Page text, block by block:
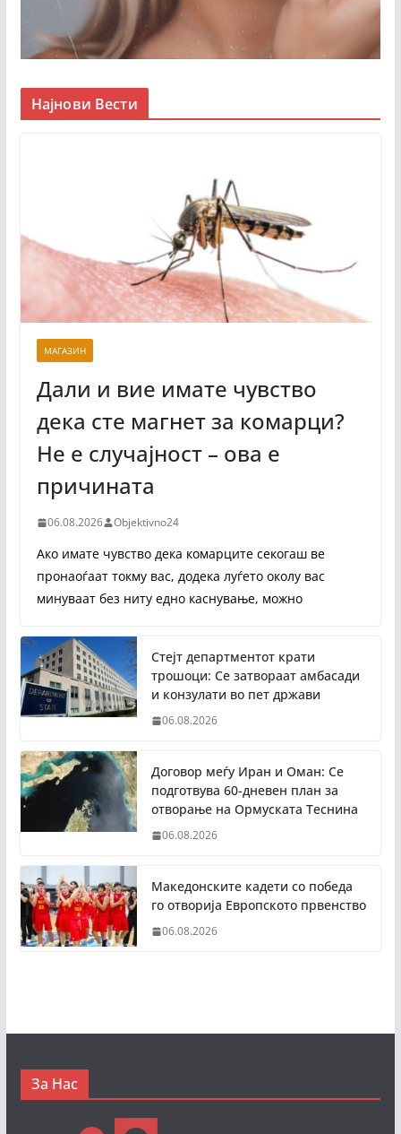
Најнови Вести
МАГАЗИН
Дали и вие имате чувство
дека сте магнет за комарци?
Не е случајност – ова е
причината
06.08.2026 Objektivno24
Ако имате чувство дека комарците секогаш ве
пронаоѓаат токму вас, додека луѓето околу вас
минуваат без ниту едно каснување, можно
Стејт департментот крати
трошоци: Се затвораат амбасади
и конзулати во пет држави
06.08.2026
Договор меѓу Иран и Оман: Се
подготвува 60-дневен план за
отворање на Ормуската Теснина
06.08.2026
Македонските кадети со победа
го отворија Европското првенство
06.08.2026
За Нас